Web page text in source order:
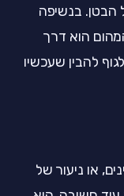
הבטן. בנשיפה
הוא דרך
להבין שעכשיו
או ניעור של